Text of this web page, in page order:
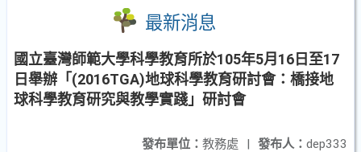
最新消息
國立臺灣師範大學科學教育所於105年5月16日至17
日舉辦「(2016TGA)地球科學教育研討會：橋接地
球科學教育研究與教學實踐」研討會
發布人： dep333
發布單位： 教務處 |